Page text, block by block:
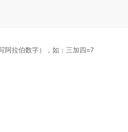
阿拉伯数字），如：三加四=7